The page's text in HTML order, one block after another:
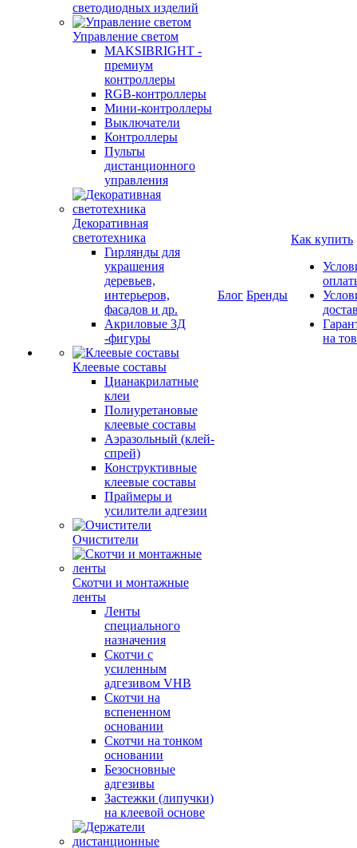
светодиодных изделий
Управление светом
MAKSIBRIGHT -
премиум
контроллеры
RGB-контроллеры
Мини-контроллеры
Выключатели
Контроллеры
Пульты
дистанционного
управления
Декоративная
светотехника
Гирлянды для
украшения
деревьев,
интерьеров,
фасадов и др.
Акриловые 3Д
-фигуры
Клеевые составы
Цианакрилатные
клеи
Полиуретановые
клеевые составы
Аэразольный (клей-
спрей)
Конструктивные
клеевые составы
Праймеры и
усилители адгезии
Очистители
Скотчи и монтажные
ленты
Ленты
специального
назначения
Скотчи с
усиленным
адгезивом VHB
Скотчи на
вспененном
основании
Скотчи на тонком
основании
Безосновные
адгезивы
Застежки (липучки)
на клеевой основе
Блог Бренды
Как купить
на